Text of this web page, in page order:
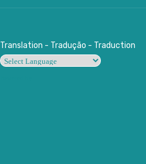
Translation - Tradução - Traduction